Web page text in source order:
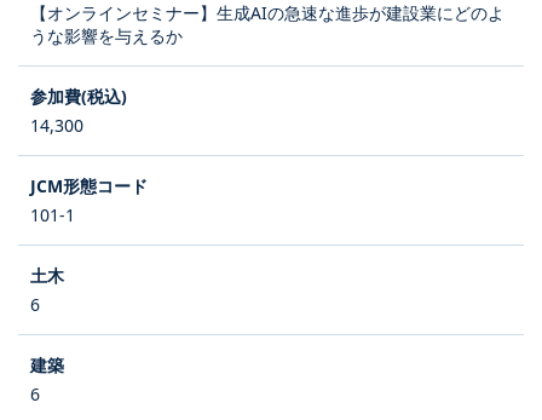
【オンラインセミナー】生成AIの急速な進歩が建設業にどのよ
うな影響を与えるか
14,300
101-1
6
6